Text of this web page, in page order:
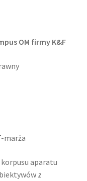
OM firmy K&F
marża
aparatu
z